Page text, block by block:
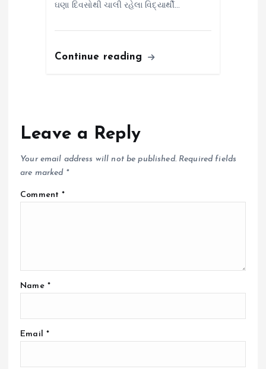
ઘણા દિવસોથી ચાલી રહેલા વિદ્યાર્થી…
Continue reading
Leave a Reply
Your email address will not be published. Required fields
are marked *
Comment*
Name *
Email *